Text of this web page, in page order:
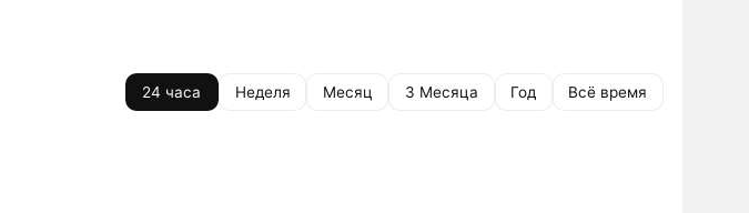
24 часа Неделя Месяц 3 Месяца Год Всё время